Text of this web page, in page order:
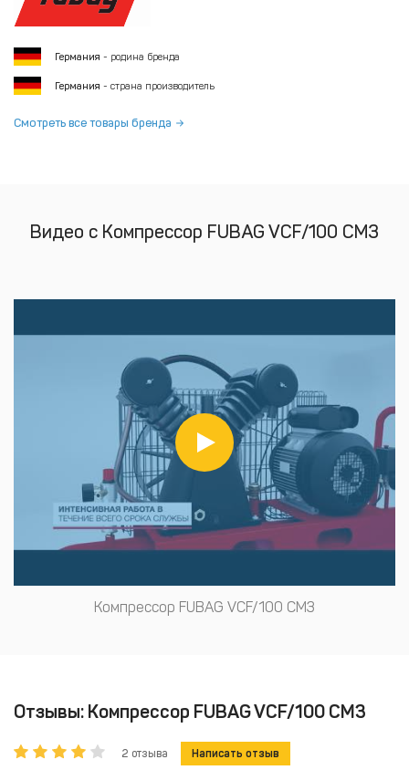
Германия - родина бренда
Германия - страна производитель
Смотреть все товары бренда
Видео с Компрессор FUBAG VCF/100 СM3
Компрессор FUBAG VCF/100 СM3
Отзывы: Компрессор FUBAG VCF/100 СM3
2 отзыва Написать отзыв